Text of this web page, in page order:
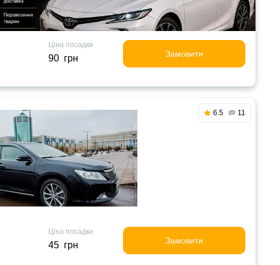
Ціна посадки
90 грн Замовити
6.5 11
Ціна посадки
45 грн Замовити